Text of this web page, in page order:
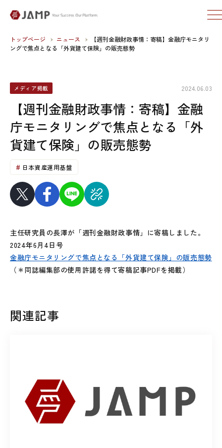
トップページ ニュース
【週刊金融財政事情：寄稿】金融庁モニタリ
ングで焦点となる「外貨建て保険」の販売態勢
メディア掲載 2024.06.03
【週刊金融財政事情：寄稿】金融
庁モニタリングで焦点となる「外
貨建て保険」の販売態勢
日本資産運用基盤
主任研究員の長澤が「週刊金融財政事情」に寄稿しました。
2024年6月4日号
金融庁モニタリングで焦点となる「外貨建て保険」の販売態勢
（＊同誌編集部の使用許諾を得て寄稿記事PDFを掲載）
関連記事